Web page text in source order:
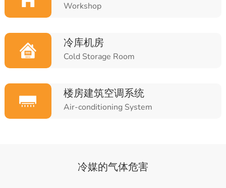
Workshop
冷库机房
Cold Storage Room
楼房建筑空调系统
Air-conditioning System
冷媒的气体危害